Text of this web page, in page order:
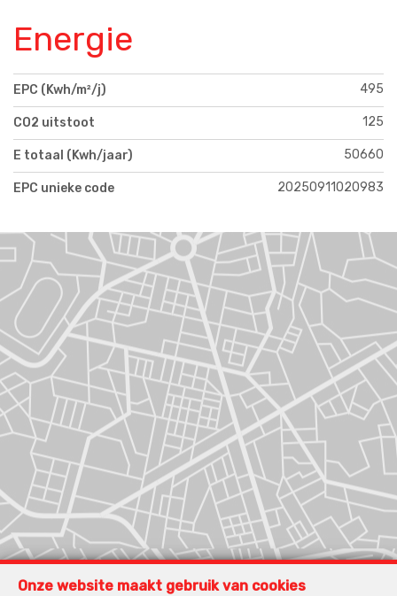
Energie
EPC (Kwh/m²/j) 495
CO2 uitstoot 125
E totaal (Kwh/jaar) 50660
EPC unieke code 20250911020983
Onze website maakt gebruik van cookies